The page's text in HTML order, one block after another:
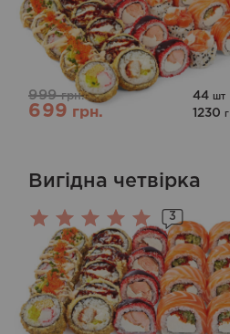
999грн.
699грн.
44 шт
1230 г
Вигідна четвірка
Оцінено
в
5.00
з 5
3